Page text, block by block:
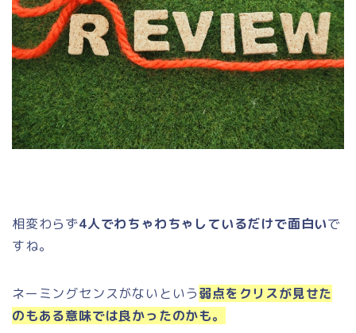
相変わらず4人でわちゃわちゃしているだけで面白いで
すね。
ネーミングセンスがないという弱点をクリスが見せた
のもある意味では良かったのかも。